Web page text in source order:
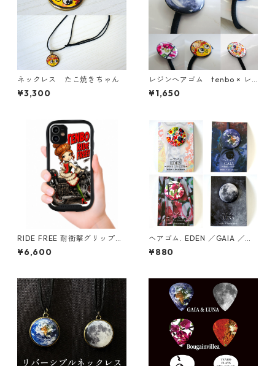
ネックレス たこ焼きちゃん
¥3,300
レジンヘアゴム tenbo × レ
ザニモ
¥1,650
RIDE FREE 耐衝撃グリップケ
ース iPhone対応
¥6,600
ヘアゴム. EDEN ／GAIA ／ブ
ーゲンビリア／LUNA
¥880